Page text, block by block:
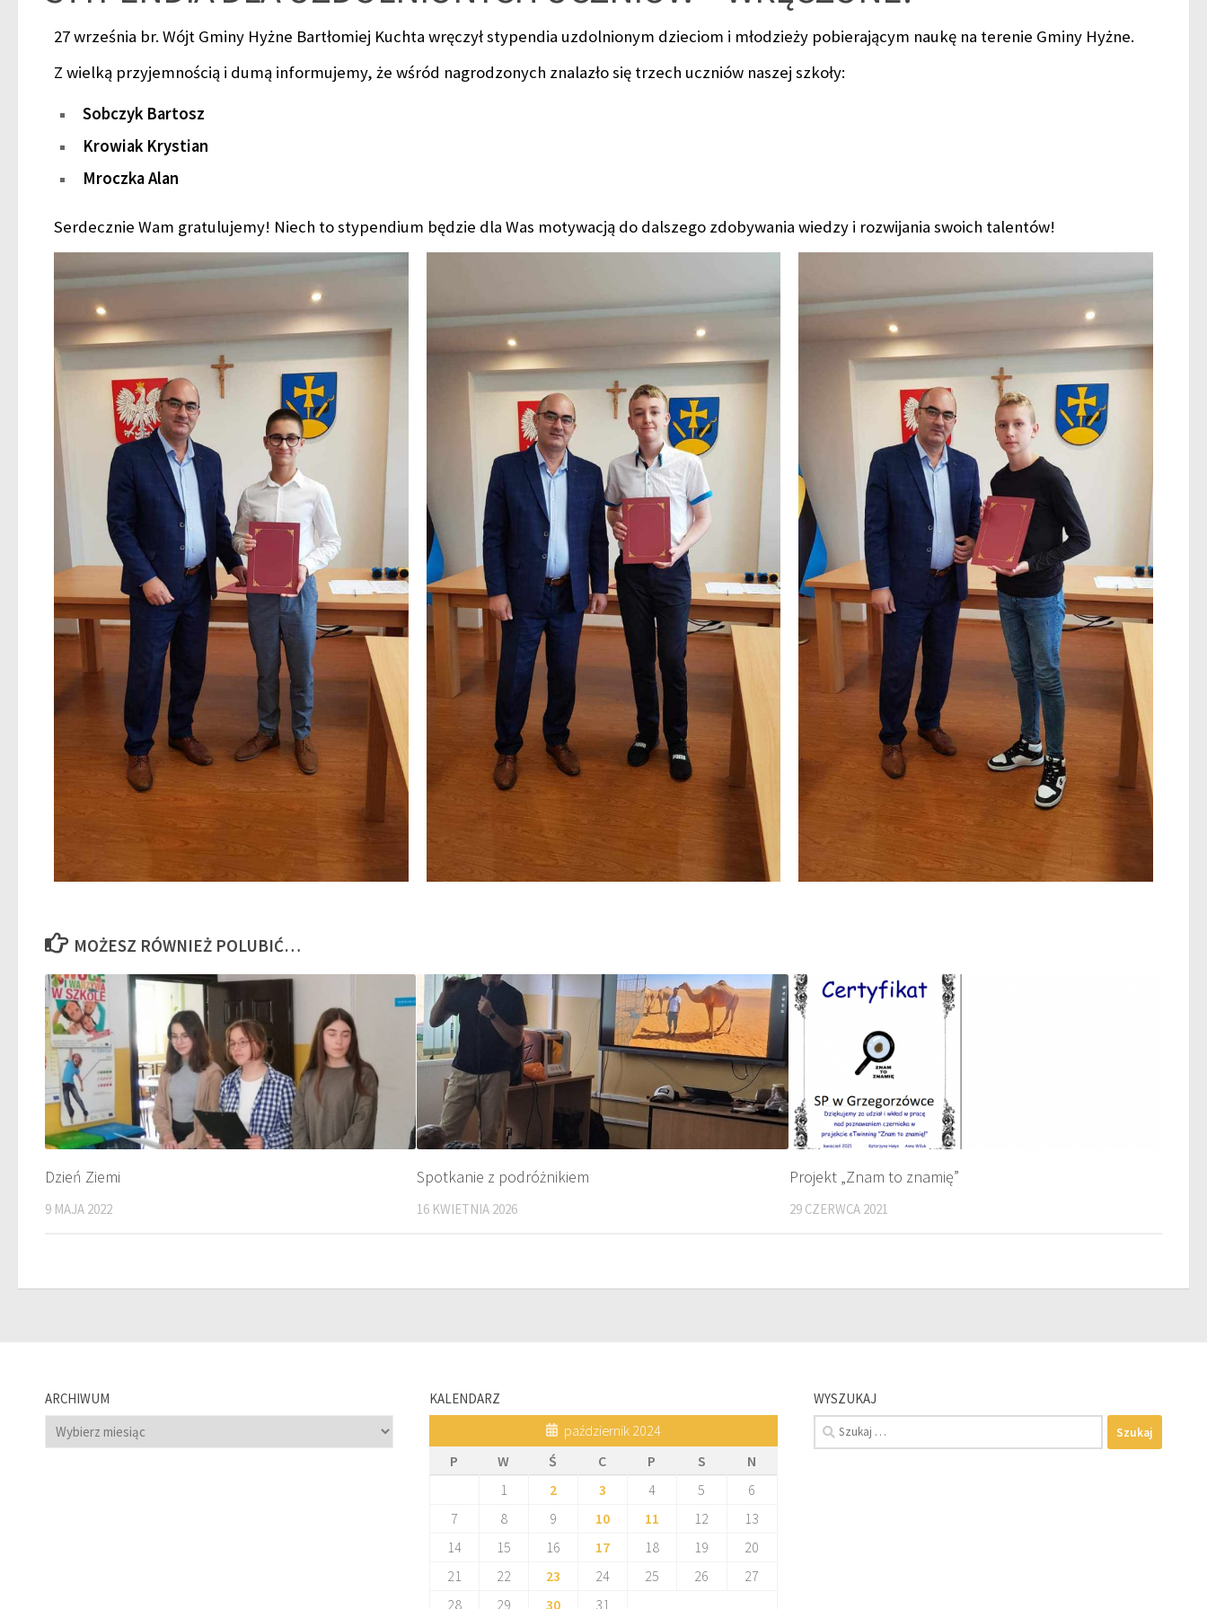
27 września br. Wójt Gminy Hyżne Bartłomiej Kuchta wręczył stypendia uzdolnionym dzieciom i młodzieży pobierającym naukę na terenie Gminy Hyżne.
Z wielką przyjemnością i dumą informujemy, że wśród nagrodzonych znalazło się trzech uczniów naszej szkoły:
Sobczyk Bartosz
Krowiak Krystian
Mroczka Alan
Serdecznie Wam gratulujemy! Niech to stypendium będzie dla Was motywacją do dalszego zdobywania wiedzy i rozwijania swoich talentów!
MOŻESZ RÓWNIEŻ POLUBIĆ…
Dzień Ziemi
9 MAJA 2022
Spotkanie z podróżnikiem
16 KWIETNIA 2026
Projekt „Znam to znamię”
29 CZERWCA 2021
ARCHIWUM
Archiwum
KALENDARZ
październik 2024
P
W Ś C P S
N
1
2 3 4 5
6
7
8 9 10 11 12
13
14
15 16 17 18 19
20
21
22 23 24 25 26
27
28
29 30 31
WYSZUKAJ
Szukaj: